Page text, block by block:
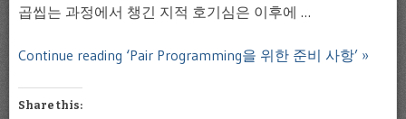
곱씹는 과정에서 챙긴 지적 호기심은 이후에 …
Continue reading ‘Pair Programming을 위한 준비 사항’ »
Share this: